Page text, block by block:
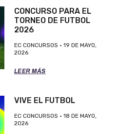
CONCURSO PARA EL
TORNEO DE FUTBOL
2026
EC CONCURSOS
19 DE MAYO,
2026
LEER MÁS
VIVE EL FUTBOL
EC CONCURSOS
18 DE MAYO,
2026